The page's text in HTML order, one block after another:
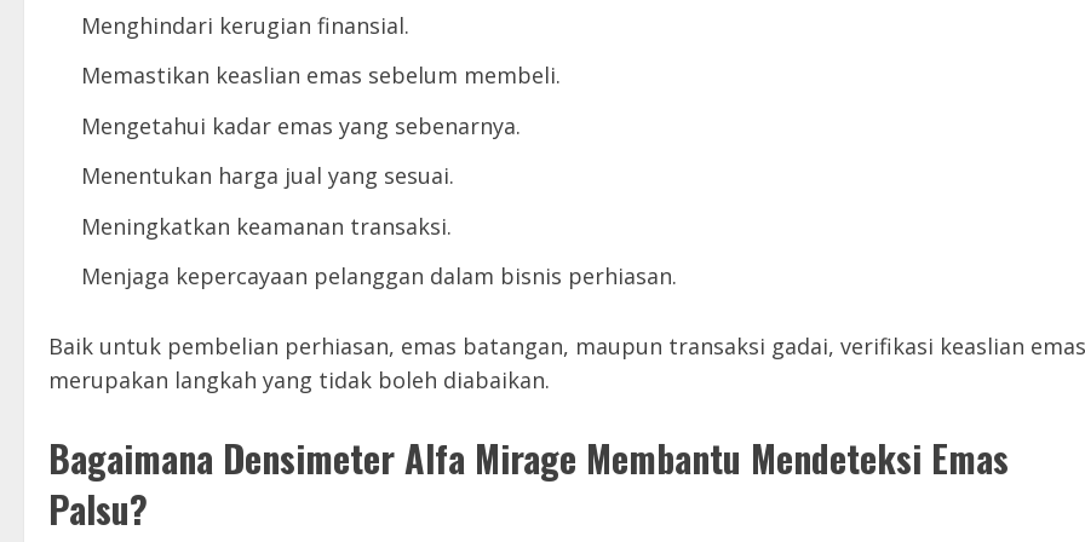
Menghindari kerugian finansial.
Memastikan keaslian emas sebelum membeli.
Mengetahui kadar emas yang sebenarnya.
Menentukan harga jual yang sesuai.
Meningkatkan keamanan transaksi.
Menjaga kepercayaan pelanggan dalam bisnis perhiasan.
Baik untuk pembelian perhiasan, emas batangan, maupun transaksi gadai, verifikasi keaslian emas
merupakan langkah yang tidak boleh diabaikan.
Bagaimana Densimeter Alfa Mirage Membantu Mendeteksi Emas
Palsu?